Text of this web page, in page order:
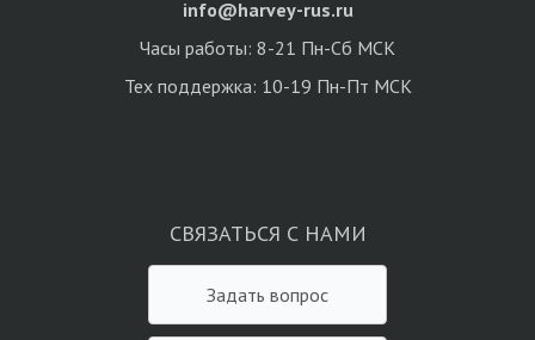
info@harvey-rus.ru
Часы работы: 8-21 Пн-Сб МСК
Тех поддержка: 10-19 Пн-Пт МСК
СВЯЗАТЬСЯ С НАМИ
Задать вопрос